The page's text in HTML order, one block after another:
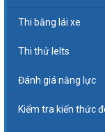
Thi bằng lái xe
Thi thử Ielts
Đánh giá năng lực
Kiểm tra kiến thức